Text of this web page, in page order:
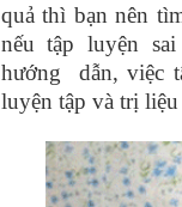
quả thì bạn nên
nếu tập luyện
hướng dẫn, việc
luyện tập và trị